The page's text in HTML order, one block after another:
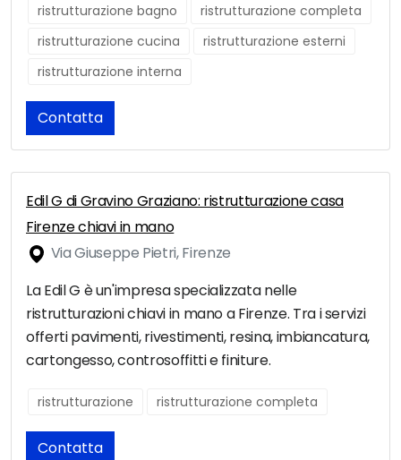
ristrutturazione bagno
ristrutturazione completa
ristrutturazione cucina
ristrutturazione esterni
ristrutturazione interna
Contatta
Edil G di Gravino Graziano: ristrutturazione casa
Firenze chiavi in mano
Via Giuseppe Pietri, Firenze
La Edil G è un'impresa specializzata nelle
ristrutturazioni chiavi in mano a Firenze. Tra i servizi
offerti pavimenti, rivestimenti, resina, imbiancatura,
cartongesso, controsoffitti e finiture.
ristrutturazione ristrutturazione completa
Contatta